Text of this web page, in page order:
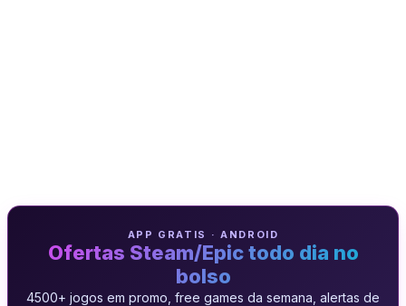
APP GRATIS · ANDROID
Ofertas Steam/Epic todo dia no
bolso
4500+ jogos em promo, free games da semana, alertas de